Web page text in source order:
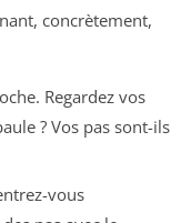
concrètement,
Regardez vos
? Vos pas sont-ils
vous